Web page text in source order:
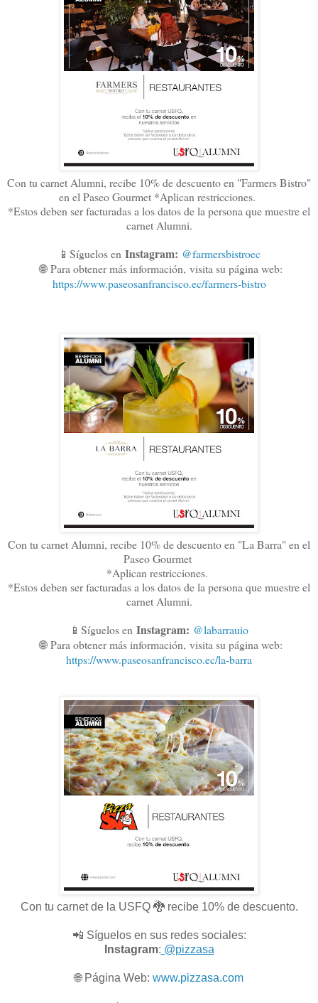
Con tu carnet Alumni, recibe 10% de descuento en "Farmers Bistro"
en el Paseo Gourmet *Aplican restricciones.
*Estos deben ser facturadas a los datos de la persona que muestre el
carnet Alumni.
📱Síguelos en Instagram: @farmersbistroec
🌐Para obtener más información, visita su página web:
https://www.paseosanfrancisco.ec/farmers-bistro
Con tu carnet Alumni, recibe 10% de descuento en "La Barra" en el
Paseo Gourmet
*Aplican restricciones.
*Estos deben ser facturadas a los datos de la persona que muestre el
carnet Alumni.
📱Síguelos en Instagram: @labarrauio
🌐Para obtener más información, visita su página web:
https://www.paseosanfrancisco.ec/la-barra
Con tu carnet de la USFQ 🐉 recibe 10% de descuento.
📲 Síguelos en sus redes sociales:
Instagram: @pizzasa
🌐 Página Web: www.pizzasa.com